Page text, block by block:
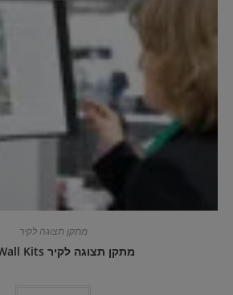
מתקן תצוגה לקיר
מתקן תצוגה לקיר VEO Wall Kits